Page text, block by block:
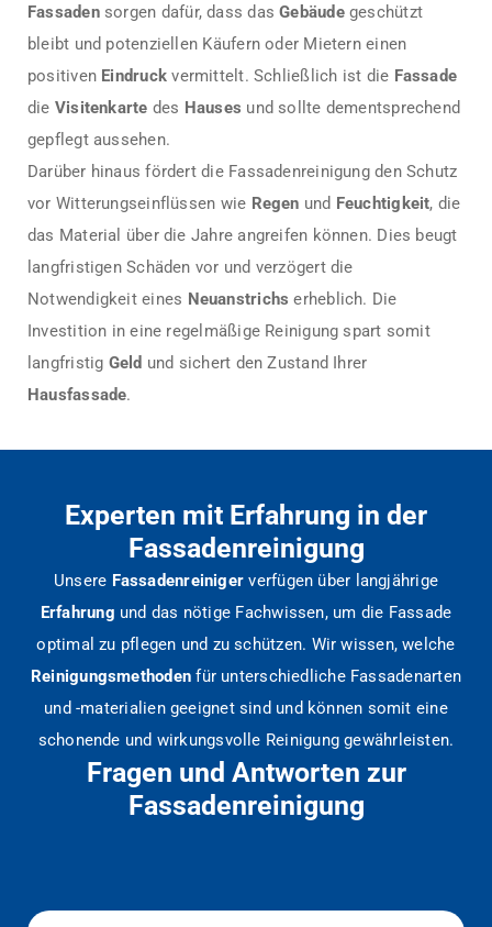
Fassadensorgen dafür, dass dasGebäudegeschützt
bleibt und potenziellen Käufern oder Mietern einen
positiven Eindruck vermittelt. Schließlich ist die Fassade
die Visitenkarte des Hauses und sollte dementsprechend
gepflegt aussehen.
Darüber hinaus fördert die Fassadenreinigung den Schutz
vor Witterungseinflüssen wie Regen und Feuchtigkeit, die
das Material über die Jahre angreifen können. Dies beugt
langfristigen Schäden vor und verzögert die
Notwendigkeit eines Neuanstrichs erheblich. Die
Investition in eine regelmäßige Reinigung spart somit
langfristig Geld und sichert den Zustand Ihrer
Hausfassade.
Experten mit Erfahrung in der
Fassadenreinigung
Unsere Fassadenreiniger verfügen über langjährige
Erfahrung und das nötige Fachwissen, um die Fassade
optimal zu pflegen und zu schützen. Wir wissen, welche
Reinigungsmethoden für unterschiedliche Fassadenarten
und -materialien geeignet sind und können somit eine
schonende und wirkungsvolle Reinigung gewährleisten.
Fragen und Antworten zur
Fassadenreinigung